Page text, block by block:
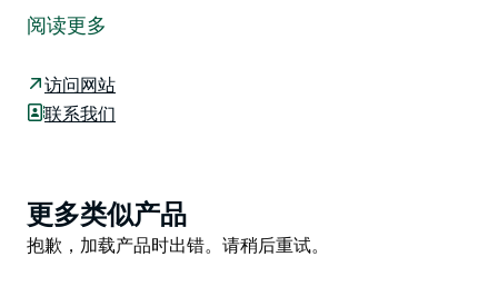
都市喧嚣的完美自然度假胜地。它坐落在新南威尔士州远
南海岸伊甸镇附近的贝奥瓦国家公园内，风景秀丽，是那
些渴望探索人迹罕至之地的冒险家的理想之选。这片海滩
风光旖旎，充满野性，是观鸟、垂钓和潜水的绝佳场所。
这里是海滩野餐的理想场所，您可以悠闲地度过一个下
午，垂钓或漫步在金色的沙滩上。如果您渴望探索水下世
阅读更多
访问网站
联系我们
Product
List
更多类似产品
Product
抱歉，加载产品时出错。请稍后重试。